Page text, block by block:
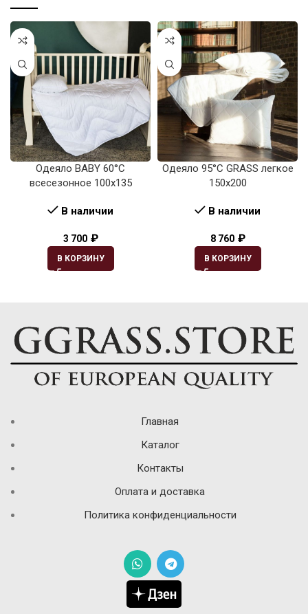
Одеяло BABY 60°C
всесезонное 100х135
В наличии
3 700 ₽
В КОРЗИНУ
Одеяло 95°C GRASS легкое
150х200
В наличии
8 760 ₽
В КОРЗИНУ
Главная
Каталог
Контакты
Оплата и доставка
Политика конфиденциальности